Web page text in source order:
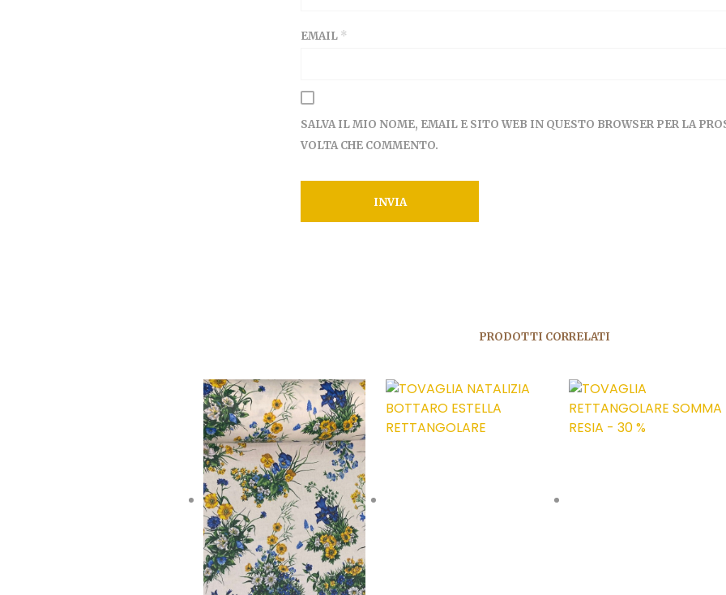
EMAIL *
SALVA IL MIO NOME, EMAIL E SITO WEB IN QUESTO BROWSER PER LA
VOLTA CHE COMMENTO.
PRODOTTI CORRELATI